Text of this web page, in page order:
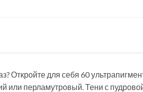
Откройте для себя 60
перламутровый. Тени с пудровой